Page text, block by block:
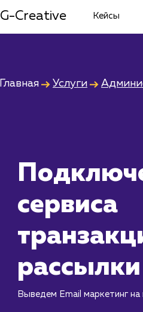
G-Creative Кейсы
Главная Услуги
сервиса
Выведем Email маркетинг на